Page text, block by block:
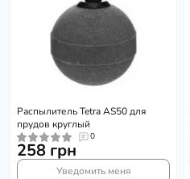
Распылитель Tetra AS50 для
прудов круглый
0
258 грн
Уведомить меня